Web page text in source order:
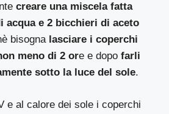
creare una miscela fatta
acqua e 2 bicchieri di aceto
bisognalasciare i coperchi
meno di 2 ore e dopofarli
sotto la luce del sole.
e al calore dei sole i coperchi